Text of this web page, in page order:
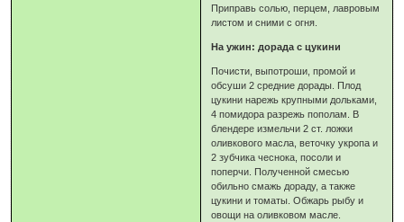
Приправь солью, перцем, лавровым
листом и сними с огня.
На ужин: дорада с цукини
Почисти, выпотроши, промой и
обсуши 2 средние дорады. Плод
цукини нарежь крупными дольками,
4 помидора разрежь пополам. В
блендере измельчи 2 ст. ложки
оливкового масла, веточку укропа и
2 зубчика чеснока, посоли и
поперчи. Полученной смесью
обильно смажь дораду, а также
цукини и томаты. Обжарь рыбу и
овощи на оливковом масле.